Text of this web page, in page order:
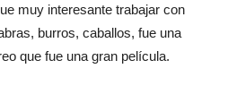
muy interesante trabajar con
burros, caballos, fue una
que fue una gran película.